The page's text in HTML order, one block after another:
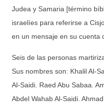
Judea y Samaria [término
israelíes para referirse a
en un mensaje en su cuenta
Seis de las personas
Sus nombres son: Khalil Al-
Al-Saidi. Raed Abu Sabaa.
Abdel Wahab Al-Saidi.